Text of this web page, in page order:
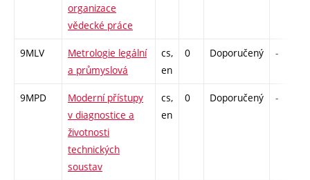
organizace
vědecké práce
9MLV
Metrologie legální
a průmyslová
cs,
en
0 Doporučený -
9MPD
Moderní přístupy
v diagnostice a
životnosti
technických
soustav
cs,
en
0 Doporučený -